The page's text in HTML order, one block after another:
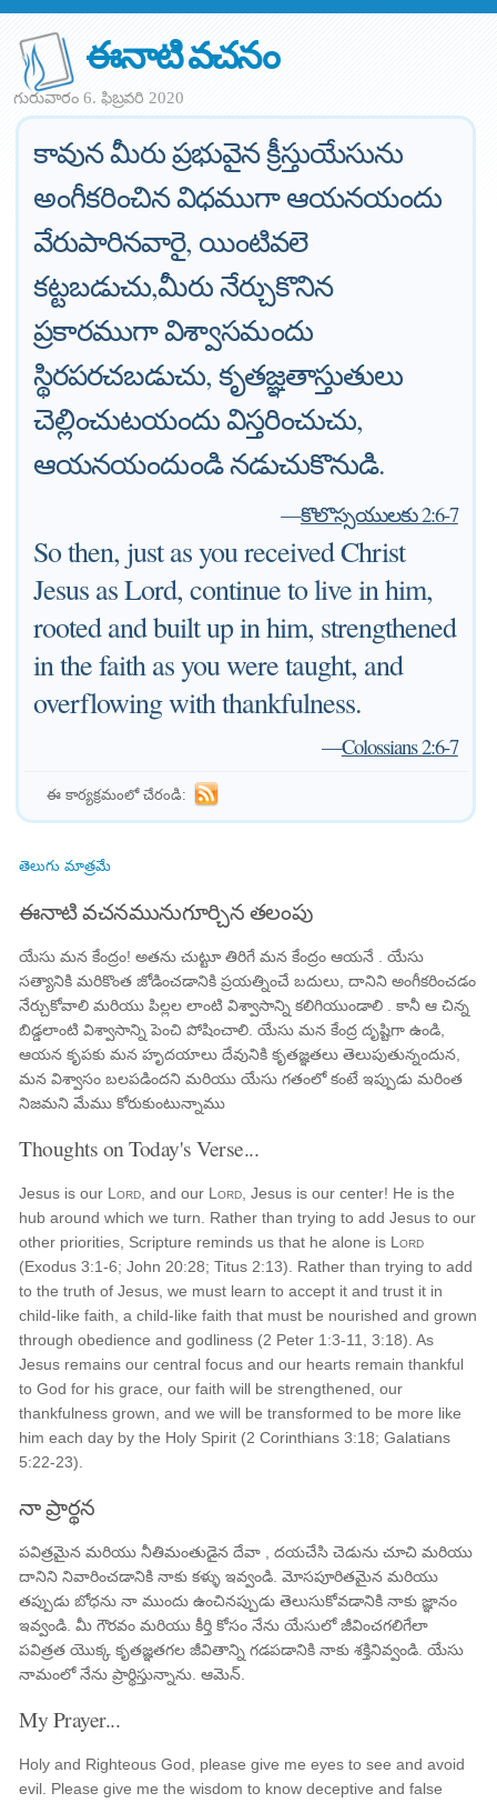
ఈనాటి వచనం
గురువారం 6. ఫిబ్రవరి 2020
కావున మీరు ప్రభువైన క్రీస్తుయేసును
అంగీకరించిన విధముగా ఆయనయందు
వేరుపారినవారై, యింటివలె
కట్టబడుచు,మీరు నేర్చుకొనిన
ప్రకారముగా విశ్వాసమందు
స్థిరపరచబడుచు, కృతజ్ఞతాస్తుతులు
చెల్లించుటయందు విస్తరించుచు,
ఆయనయందుండి నడుచుకొనుడి.
—కొలొస్సయులకు 2:6-7
So then, just as you received Christ
Jesus as Lord, continue to live in him,
rooted and built up in him, strengthened
in the faith as you were taught, and
overflowing with thankfulness.
—Colossians 2:6-7
ఈ కార్యక్రమంలో చేరండి:
తెలుగు మాత్రమే
ఈనాటి వచనమునుగూర్చిన తలంపు
యేసు మన కేంద్రం! అతను చుట్టూ తిరిగే మన కేంద్రం ఆయనే . యేసు
సత్యానికి మరికొంత జోడించడానికి ప్రయత్నించే బదులు, దానిని అంగీకరించడం
నేర్చుకోవాలి మరియు పిల్లల లాంటి విశ్వాసాన్ని కలిగియుండాలి . కానీ ఆ చిన్న
బిడ్డలాంటి విశ్వాసాన్ని పెంచి పోషించాలి. యేసు మన కేంద్ర దృష్టిగా ఉండి,
ఆయన కృపకు మన హృదయాలు దేవునికి కృతజ్ఞతలు తెలుపుతున్నందున,
మన విశ్వాసం బలపడిందని మరియు యేసు గతంలో కంటే ఇప్పుడు మరింత
నిజమని మేము కోరుకుంటున్నాము
Thoughts on Today's Verse...
Jesus is our Lord , and our Lord , Jesus is our center! He is the
hub around which we turn. Rather than trying to add Jesus to our
other priorities, Scripture reminds us that he alone is Lord
(Exodus 3:1-6; John 20:28; Titus 2:13). Rather than trying to add
to the truth of Jesus, we must learn to accept it and trust it in
child-like faith, a child-like faith that must be nourished and grown
through obedience and godliness (2 Peter 1:3-11, 3:18). As
Jesus remains our central focus and our hearts remain thankful
to God for his grace, our faith will be strengthened, our
thankfulness grown, and we will be transformed to be more like
him each day by the Holy Spirit (2 Corinthians 3:18; Galatians
5:22-23).
నా ప్రార్థన
పవిత్రమైన మరియు నీతిమంతుడైన దేవా , దయచేసి చెడును చూచి మరియు
దానిని నివారించడానికి నాకు కళ్ళు ఇవ్వండి. మోసపూరితమైన మరియు
తప్పుడు బోధను నా ముందు ఉంచినప్పుడు తెలుసుకోవడానికి నాకు జ్ఞానం
ఇవ్వండి. మీ గౌరవం మరియు కీర్తి కోసం నేను యేసులో జీవించగలిగేలా
పవిత్రత యొక్క కృతజ్ఞతగల జీవితాన్ని గడపడానికి నాకు శక్తినివ్వండి. యేసు
నామంలో నేను ప్రార్థిస్తున్నాను. ఆమెన్.
My Prayer...
Holy and Righteous God, please give me eyes to see and avoid
evil. Please give me the wisdom to know deceptive and false